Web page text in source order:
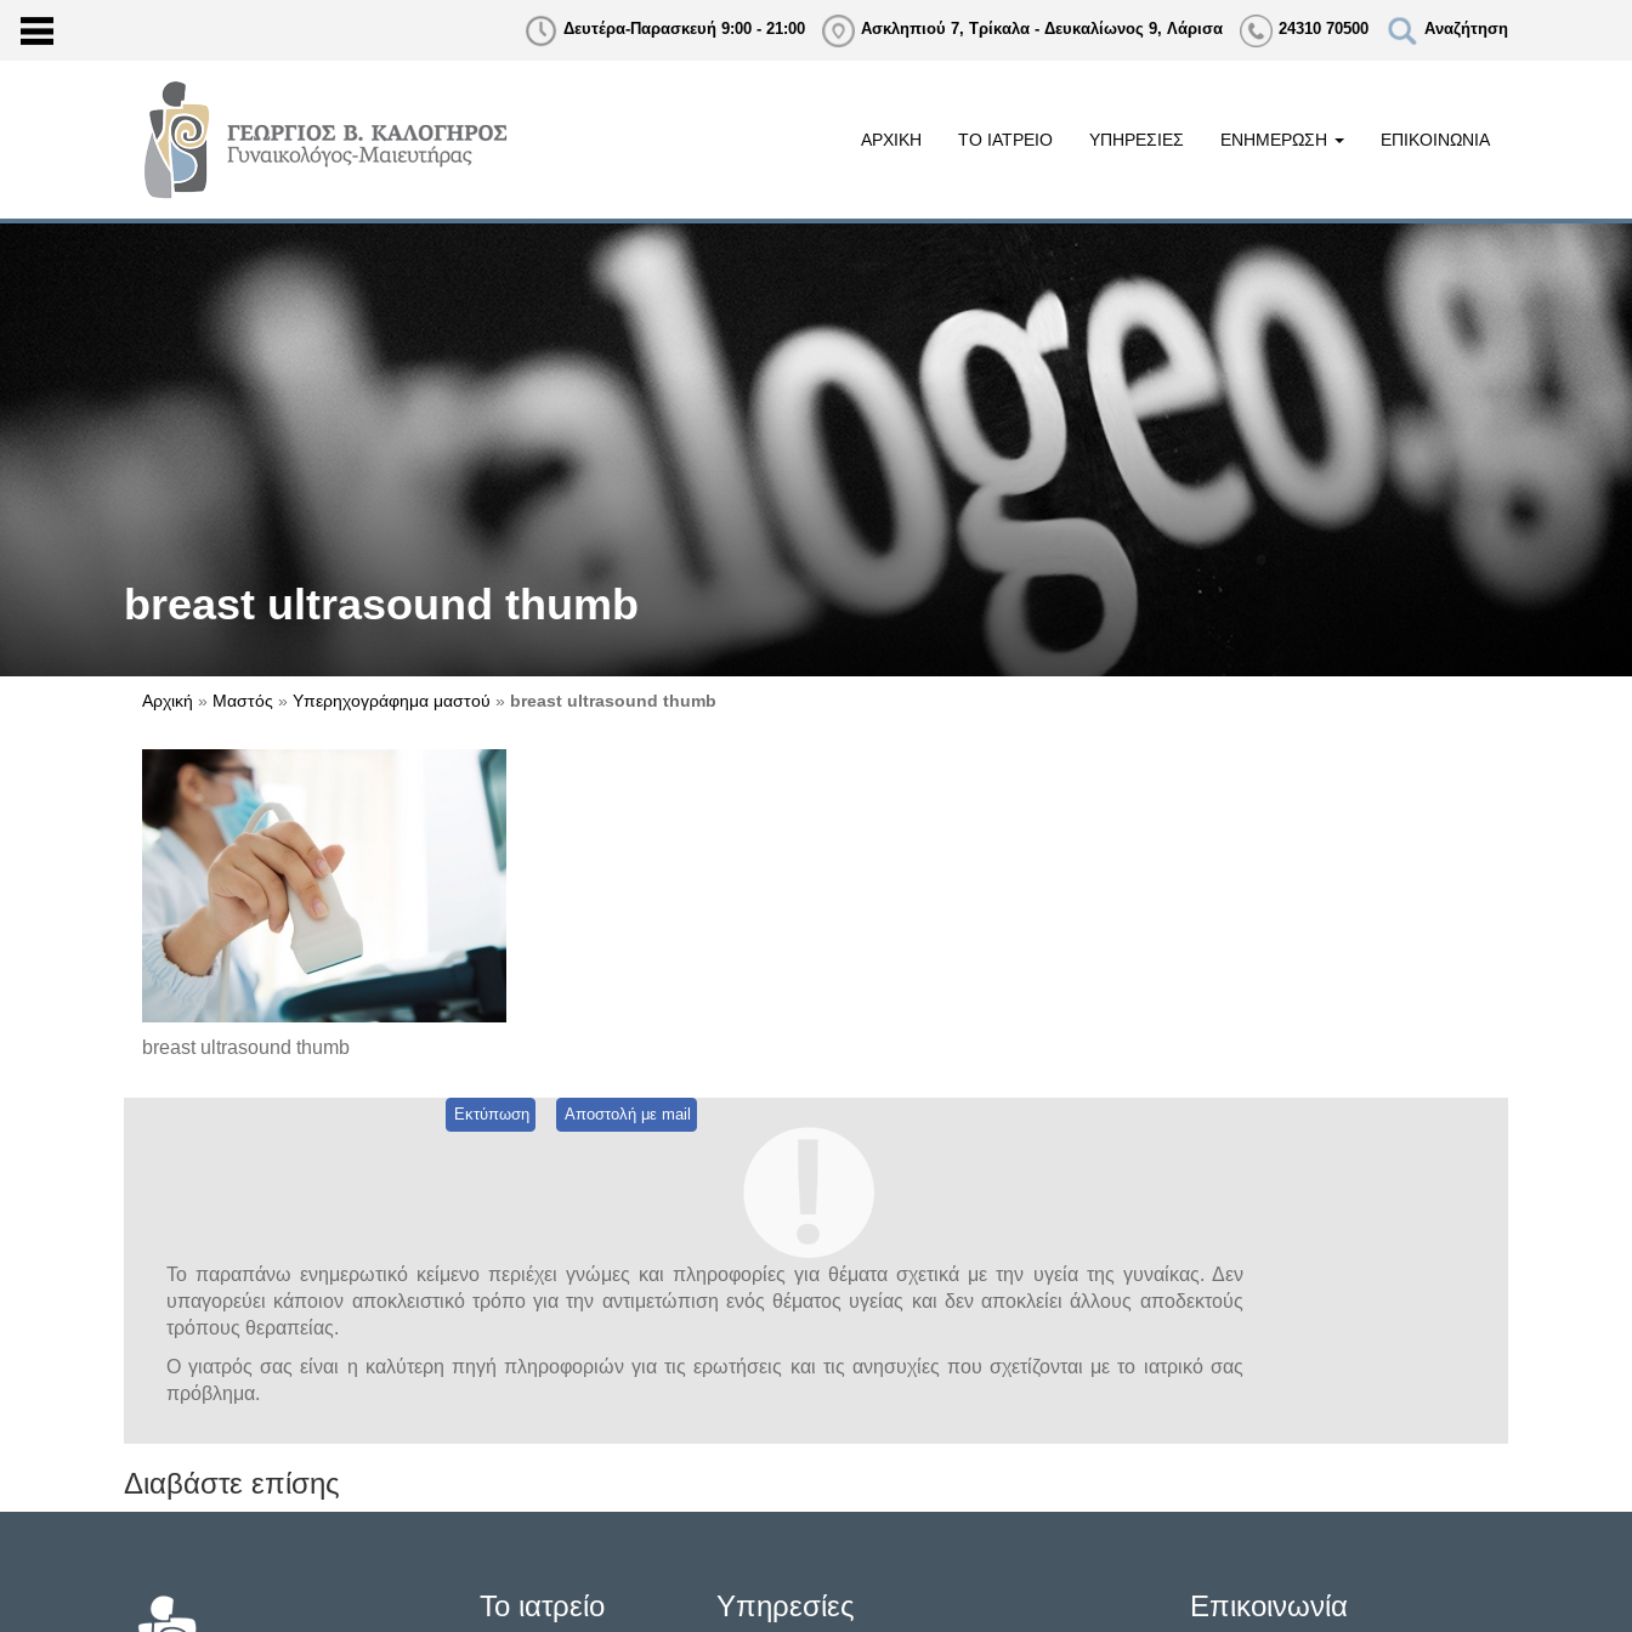
Δευτέρα-Παρασκευή 9:00 - 21:00 Ασκληπιού 7, Τρίκαλα - Δευκαλίωνος 9, Λάρισα 24310 70500 Αναζήτηση
ΑΡΧΙΚΗ ΤΟ ΙΑΤΡΕΙΟ ΥΠΗΡΕΣΙΕΣ ΕΝΗΜΕΡΩΣΗ ΕΠΙΚΟΙΝΩΝΙΑ
breast ultrasound thumb
Αρχική » Μαστός » Υπερηχογράφημα μαστού » breast ultrasound thumb
breast ultrasound thumb
Εκτύπωση Αποστολή με mail
Το παραπάνω ενημερωτικό κείμενο περιέχει γνώμες και πληροφορίες για θέματα σχετικά με την υγεία της γυναίκας. Δεν
υπαγορεύει κάποιον αποκλειστικό τρόπο για την αντιμετώπιση ενός θέματος υγείας και δεν αποκλείει άλλους αποδεκτούς
τρόπους θεραπείας.
Ο γιατρός σας είναι η καλύτερη πηγή πληροφοριών για τις ερωτήσεις και τις ανησυχίες που σχετίζονται με το ιατρικό σας
πρόβλημα.
Διαβάστε επίσης
Το ιατρείο Υπηρεσίες Επικοινωνία